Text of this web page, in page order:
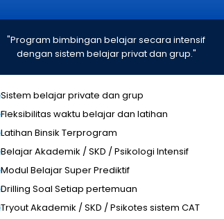
"Program bimbingan belajar secara intensif
dengan sistem belajar privat dan grup."
Sistem belajar private dan grup
Fleksibilitas waktu belajar dan latihan
Latihan Binsik Terprogram
Belajar Akademik / SKD / Psikologi Intensif
Modul Belajar Super Prediktif
Drilling Soal Setiap pertemuan
Tryout Akademik / SKD / Psikotes sistem CAT